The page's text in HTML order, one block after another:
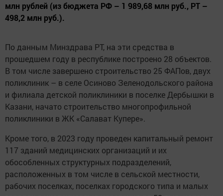
млн рублей (из бюджета РФ – 1 989,68 млн руб., РТ –
498,2 млн руб.).
По данным Минздрава РТ, на эти средства в
прошедшем году в республике построено 28 объектов.
В том числе завершено строительство 25 ФАПов, двух
поликлиник – в селе Осиново Зеленодольского района
и филиала детской поликлиники в поселке Дербышки в
Казани, начато строительство многопрофильной
поликлиники в ЖК «Салават Купере».
Кроме того, в 2023 году проведен капитальный ремонт
117 зданий медицинских организаций и их
обособленных структурных подразделений,
расположенных в том числе в сельской местности,
рабочих поселках, поселках городского типа и малых